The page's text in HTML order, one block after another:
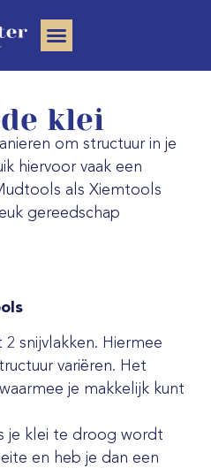
klei
om structuur in je
hiervoor vaak een
als Xiemtools
gereedschap
snijvlakken. Hiermee
variëren. Het
je makkelijk kunt
je klei te droog wordt
en heb je dan een